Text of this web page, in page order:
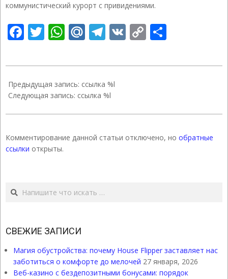
коммунистический курорт с привидениями.
Facebook
Twitter
WhatsApp
Mail.Ru
Telegram
VK Copy
10-
11
Предыдущая запись: ссылка %l
Следующая запись: ссылка %l
Комментирование данной статьи отключено, но обратные
ссылки открыты.
Поиск
СВЕЖИЕ ЗАПИСИ
Магия обустройства: почему House Flipper заставляет нас
заботиться о комфорте до мелочей 27 января, 2026
Веб-казино с бездепозитными бонусами: порядок